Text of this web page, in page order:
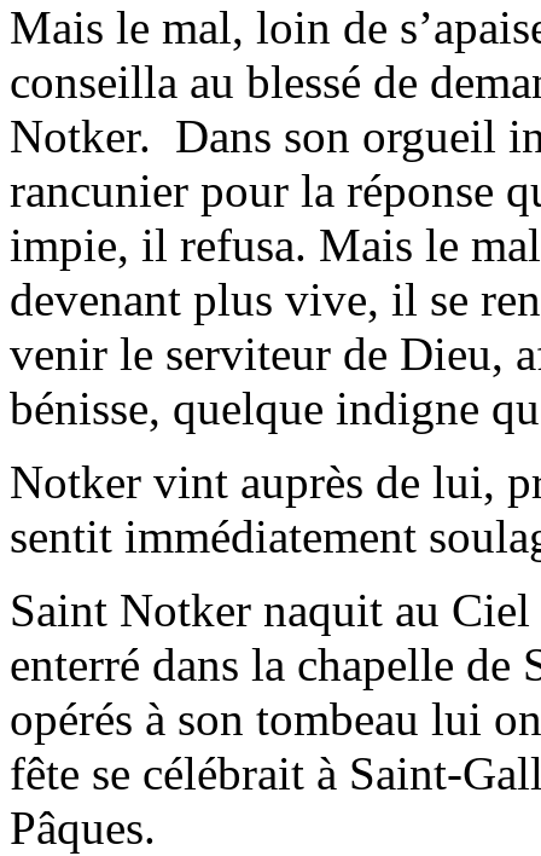
Mais le mal, loin de
conseilla au blessé de
Notker. Dans son orgueil
rancunier pour la réponse
impie, il refusa. Mais le
devenant plus vive, il se
venir le serviteur de Dieu,
bénisse, quelque indigne
Notker vint auprès de lui,
sentit immédiatement
Saint Notker naquit au
enterré dans la chapelle de
opérés à son tombeau lui
fête se célébrait à
Pâques.